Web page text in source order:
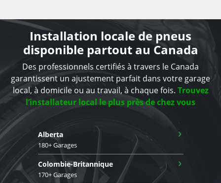
Installation locale de pneus
disponible partout au Canada
Des professionnels certifiés à travers le Canada
garantissent un ajustement parfait dans votre garage
local, à domicile ou au travail, à chaque fois. Trouvez
l’installateur local le plus près de chez vous
Alberta
180+ Garages
›
Colombie-Britannique
170+ Garages
›